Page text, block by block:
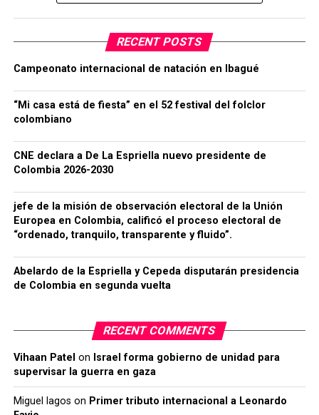
RECENT POSTS
Campeonato internacional de natación en Ibagué
“Mi casa está de fiesta” en el 52 festival del folclor
colombiano
CNE declara a De La Espriella nuevo presidente de
Colombia 2026-2030
jefe de la misión de observación electoral de la Unión
Europea en Colombia, calificó el proceso electoral de
“ordenado, tranquilo, transparente y fluido”.
Abelardo de la Espriella y Cepeda disputarán presidencia
de Colombia en segunda vuelta
RECENT COMMENTS
Vihaan Patel on Israel forma gobierno de unidad para
supervisar la guerra en gaza
Miguel lagos on Primer tributo internacional a Leonardo